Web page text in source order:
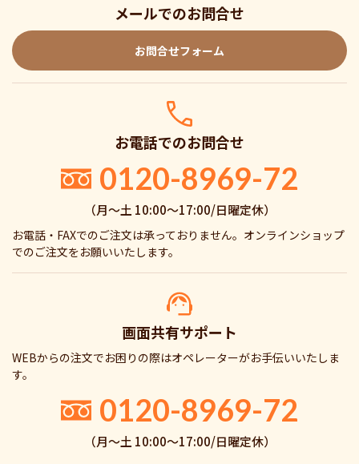
メールでのお問合せ
お問合せフォーム
お電話でのお問合せ
0120-8969-72
（月〜土 10:00〜17:00/日曜定休）
お電話・FAXでのご注文は承っておりません。オンラインショップ
でのご注文をお願いいたします。
画面共有サポート
WEBからの注文でお困りの際はオペレーターがお手伝いいたしま
す。
0120-8969-72
（月〜土 10:00〜17:00/日曜定休）